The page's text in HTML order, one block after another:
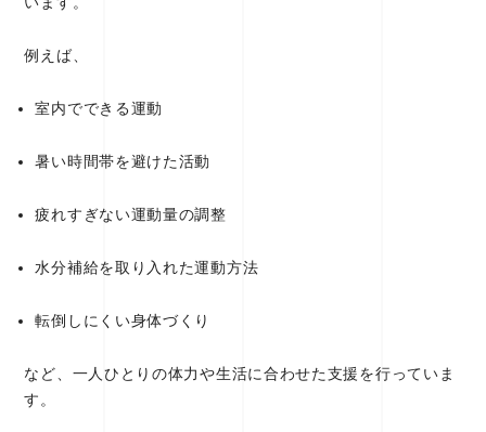
例えば、
室内でできる運動
暑い時間帯を避けた活動
疲れすぎない運動量の調整
水分補給を取り入れた運動方法
転倒しにくい身体づくり
など、一人ひとりの体力や生活に合わせた支援を行っていま
す。